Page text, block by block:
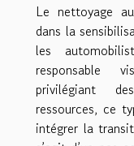
Le nettoyage
dans la
les
responsable
privilégiant
ressources, ce
intégrer la